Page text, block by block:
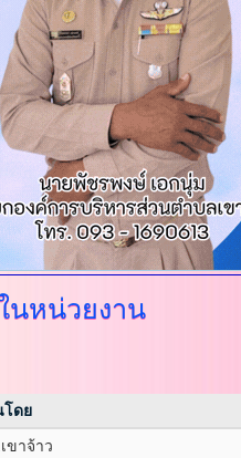
นหน่วยงาน
โดย
ขาจ้าว